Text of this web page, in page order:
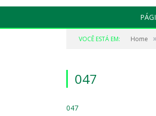
VOCÊ ESTÁ EM: Home »
047
047